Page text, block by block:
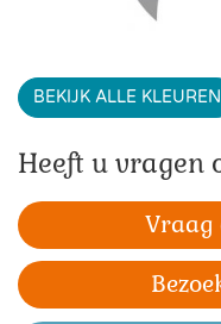
BEKIJK ALLE KLEUREN
Heeft u vragen
Vraag